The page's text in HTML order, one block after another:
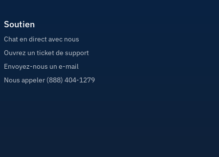
Soutien
Chat en direct avec nous
Ouvrez un ticket de support
Envoyez-nous un e-mail
Nous appeler (888) 404-1279